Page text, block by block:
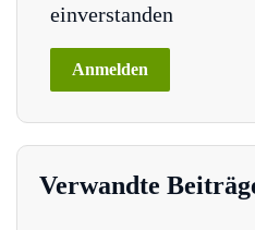
einverstanden
Verwandte